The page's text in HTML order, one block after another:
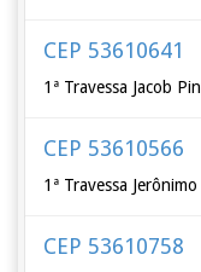
CEP 53610641
1ª Travessa Jacob
CEP 53610566
1ª Travessa
CEP 53610758